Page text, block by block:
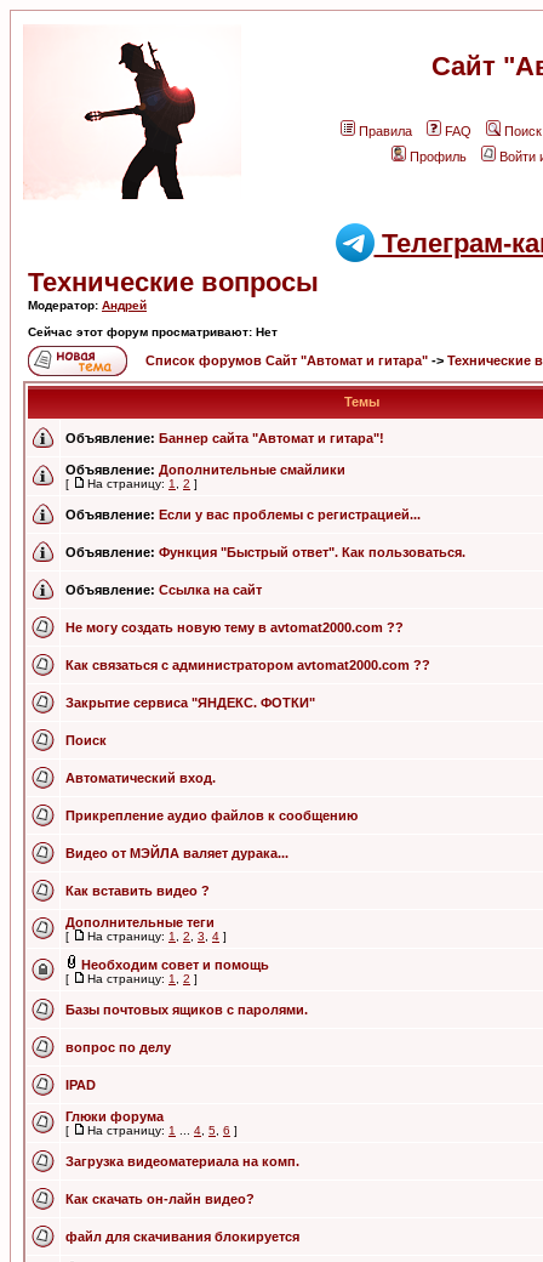
Сайт
Правила FAQ
Поиск
Профиль
Войти
Телеграм-
Технические вопросы
Модератор: Андрей
Сейчас этот форум просматривают: Нет
Список форумов Сайт "Автомат и гитара" -> Технические
Темы
Объявление: Баннер сайта "Автомат и гитара"!
Объявление: Дополнительные смайлики
[ На страницу: 1 2 ]
Объявление: Если у вас проблемы с регистрацией...
Объявление: Функция "Быстрый ответ". Как пользоваться.
Объявление: Ссылка на сайт
Не могу создать новую тему в avtomat2000.com ??
Как связаться с администратором avtomat2000.com ??
Закрытие сервиса "ЯНДЕКС. ФОТКИ"
Поиск
Автоматический вход.
Прикрепление аудио файлов к сообщению
Видео от МЭЙЛА валяет дурака...
Как вставить видео ?
Дополнительные теги
[ На страницу: 1 2 3 4 ]
Необходим совет и помощь
[ На страницу: 1 2 ]
Базы почтовых ящиков с паролями.
вопрос по делу
IPAD
Глюки форума
[ На страницу: 1 4 5 6 ]
Загрузка видеоматериала на комп.
Как скачать он-лайн видео?
файл для скачивания блокируется